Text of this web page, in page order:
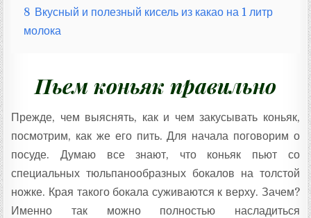
8 Вкусный и полезный кисель из какао на 1 литр
молока
Пьем коньяк правильно
Прежде, чем выяснять, как и чем закусывать коньяк,
посмотрим, как же его пить. Для начала поговорим о
посуде. Думаю все знают, что коньяк пьют со
специальных тюльпанообразных бокалов на толстой
ножке. Края такого бокала суживаются к верху. Зачем?
Именно так можно полностью насладиться